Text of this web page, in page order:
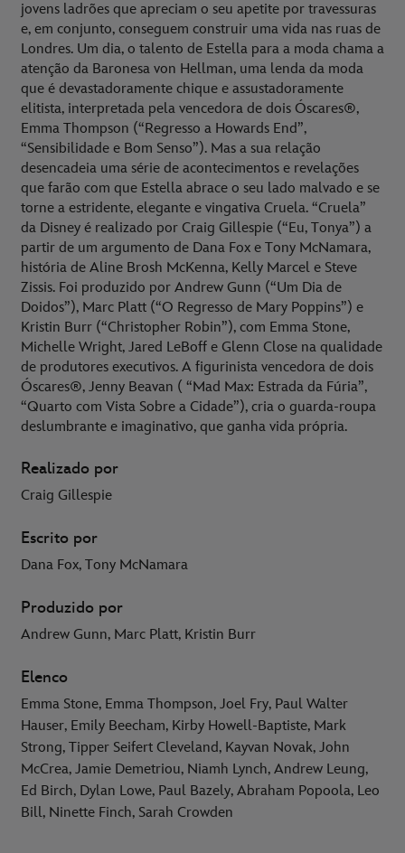
jovens ladrões que apreciam o seu apetite por travessuras
e, em conjunto, conseguem construir uma vida nas ruas de
Londres. Um dia, o talento de Estella para a moda chama a
atenção da Baronesa von Hellman, uma lenda da moda
que é devastadoramente chique e assustadoramente
elitista, interpretada pela vencedora de dois Óscares®,
Emma Thompson (“Regresso a Howards End”,
“Sensibilidade e Bom Senso”). Mas a sua relação
desencadeia uma série de acontecimentos e revelações
que farão com que Estella abrace o seu lado malvado e se
torne a estridente, elegante e vingativa Cruela. “Cruela”
da Disney é realizado por Craig Gillespie (“Eu, Tonya”) a
partir de um argumento de Dana Fox e Tony McNamara,
história de Aline Brosh McKenna, Kelly Marcel e Steve
Zissis. Foi produzido por Andrew Gunn (“Um Dia de
Doidos”), Marc Platt (“O Regresso de Mary Poppins”) e
Kristin Burr (“Christopher Robin”), com Emma Stone,
Michelle Wright, Jared LeBoff e Glenn Close na qualidade
de produtores executivos. A figurinista vencedora de dois
Óscares®, Jenny Beavan ( “Mad Max: Estrada da Fúria”,
“Quarto com Vista Sobre a Cidade”), cria o guarda-roupa
deslumbrante e imaginativo, que ganha vida própria.
Realizado por
Craig Gillespie
Escrito por
Dana Fox, Tony McNamara
Produzido por
Andrew Gunn, Marc Platt, Kristin Burr
Elenco
Emma Stone, Emma Thompson, Joel Fry, Paul Walter
Hauser, Emily Beecham, Kirby Howell-Baptiste, Mark
Strong, Tipper Seifert Cleveland, Kayvan Novak, John
McCrea, Jamie Demetriou, Niamh Lynch, Andrew Leung,
Ed Birch, Dylan Lowe, Paul Bazely, Abraham Popoola, Leo
Bill, Ninette Finch, Sarah Crowden